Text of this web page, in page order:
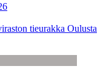
tieurakka Oulusta